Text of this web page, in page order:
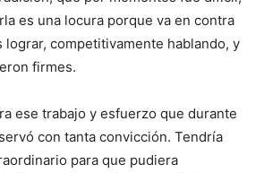
es una locura porque va en contra
lograr, competitivamente hablando, y
firmes.
ese trabajo y esfuerzo que durante
con tanta convicción. Tendría
para que pudiera